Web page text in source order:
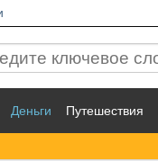
Деньги Путешествия